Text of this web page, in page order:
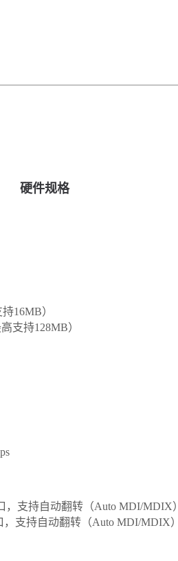
硬件规格
16MB）
支持128MB）
，支持自动翻转（Auto MDI/MDIX）
支持自动翻转（Auto MDI/MDIX）